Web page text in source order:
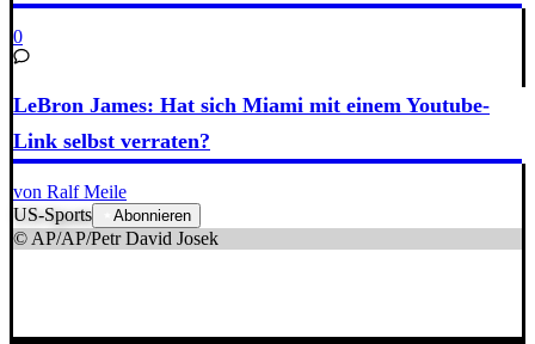
0
LeBron James: Hat sich Miami mit einem Youtube-
Link selbst verraten?
von Ralf Meile
US-Sports
Abonnieren
© AP/AP/Petr David Josek